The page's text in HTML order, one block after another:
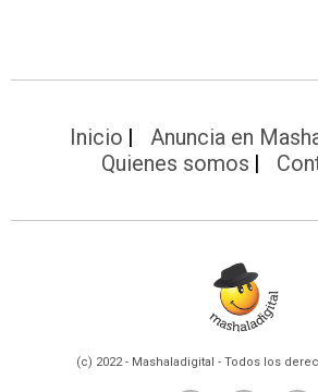
Inicio
Anuncia en
Quienes somos
(c) 2022 - Mashaladigital - Todos los